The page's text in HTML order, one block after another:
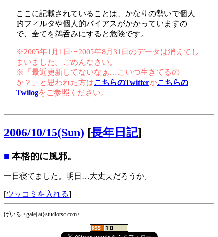
ここに記載されていることは、かなりの勢いで個人
的フィルタや個人的バイアスがかかっていますの
で、全てを鵜呑みにすると危険です。
※2005年1月1日〜2005年8月31日のデータは消えてし
まいました。ごめんなさい。
※「最近更新してないなぁ…こいつ生きてるの
か？」と思われた方はこちらのTwitterかこちらの
Twilogをご参照ください。
2006/10/15(Sun) [長年日記]
■ 本格的に風邪。
一日寝てました。明日…大丈夫だろうか。
[ツッコミを入れる]
げいる <gale{at}studiotsc.com>